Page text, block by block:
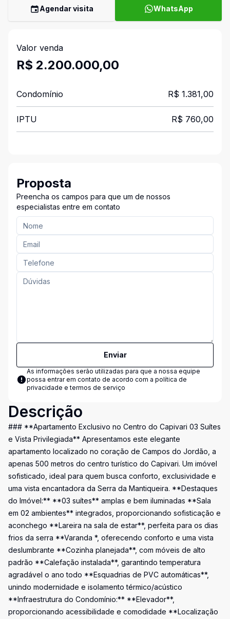
Agendar visita WhatsApp
Valor venda
R$ 2.200.000,00
Condomínio R$ 1.381,00
IPTU R$ 760,00
Proposta
Preencha os campos para que um de nossos
especialistas entre em contato
Enviar
As informações serão utilizadas para que a nossa equipe
possa entrar em contato de acordo com a política de
privacidade e termos de serviço
Descrição
### **Apartamento Exclusivo no Centro do Capivari 03 Suítes
e Vista Privilegiada** Apresentamos este elegante
apartamento localizado no coração de Campos do Jordão, a
apenas 500 metros do centro turístico do Capivari. Um imóvel
sofisticado, ideal para quem busca conforto, exclusividade e
uma vista encantadora da Serra da Mantiqueira. **Destaques
do Imóvel:** **03 suítes** amplas e bem iluminadas **Sala
em 02 ambientes** integrados, proporcionando sofisticação e
aconchego **Lareira na sala de estar**, perfeita para os dias
frios da serra **Varanda *, oferecendo conforto e uma vista
deslumbrante **Cozinha planejada**, com móveis de alto
padrão **Calefação instalada**, garantindo temperatura
agradável o ano todo **Esquadrias de PVC automáticas**,
unindo modernidade e isolamento térmico/acústico
**Infraestrutura do Condomínio:** **Elevador**,
proporcionando acessibilidade e comodidade **Localização